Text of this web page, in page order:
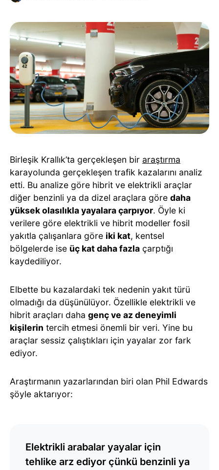
Birleşik Krallık’ta gerçekleşen bir araştırma
karayolunda gerçekleşen trafik kazalarını analiz
etti. Bu analize göre hibrit ve elektrikli araçlar
diğer benzinli ya da dizel araçlara göre daha
yüksek olasılıkla yayalara çarpıyor. Öyle ki
verilere göre elektrikli ve hibrit modeller fosil
yakıtla çalışanlara göre iki kat, kentsel
bölgelerde ise üç kat daha fazla çarptığı
kaydediliyor.
Elbette bu kazalardaki tek nedenin yakıt türü
olmadığı da düşünülüyor. Özellikle elektrikli ve
hibrit araçları daha genç ve az deneyimli
kişilerin tercih etmesi önemli bir veri. Yine bu
araçlar sessiz çalıştıkları için yayalar zor fark
ediyor.
Araştırmanın yazarlarından biri olan Phil Edwards
şöyle aktarıyor:
Elektrikli arabalar yayalar için
tehlike arz ediyor çünkü benzinli ya